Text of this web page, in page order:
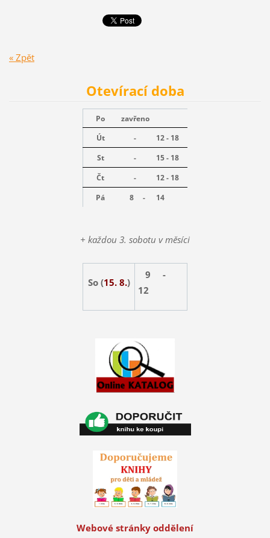
« Zpět
Otevírací doba
Po
zavřeno
Út
-
12 - 18
St
-
15 - 18
Čt
-
12 - 18
Pá
8 - 14
+ každou 3. sobotu v měsíci
So (15. 8.)
9 -
12
Webové stránky oddělení